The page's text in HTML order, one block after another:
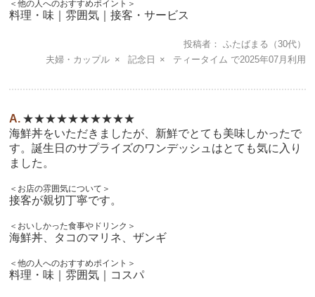
＜他の人へのおすすめポイント＞
料理・味｜雰囲気｜接客・サービス
投稿者 ふたばまる （30代）
夫婦・カップル
記念日 ティータイム 2025年07月
★★★★★★★★★★
海鮮丼をいただきましたが、新鮮でとても美味しかったで
す。誕生日のサプライズのワンデッシュはとても気に入り
ました。
＜お店の雰囲気について＞
接客が親切丁寧です。
＜おいしかった食事やドリンク＞
海鮮丼、タコのマリネ、ザンギ
＜他の人へのおすすめポイント＞
料理・味｜雰囲気｜コスパ